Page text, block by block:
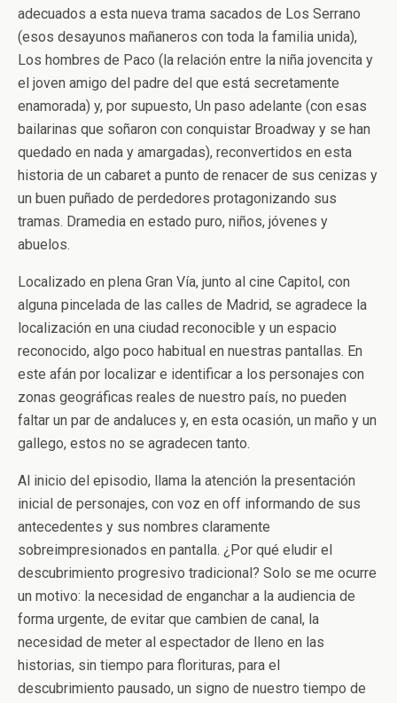
adecuados a esta nueva trama sacados de Los Serrano
(esos desayunos mañaneros con toda la familia unida),
Los hombres de Paco (la relación entre la niña jovencita y
el joven amigo del padre del que está secretamente
enamorada) y, por supuesto, Un paso adelante (con esas
bailarinas que soñaron con conquistar Broadway y se han
quedado en nada y amargadas), reconvertidos en esta
historia de un cabaret a punto de renacer de sus cenizas y
un buen puñado de perdedores protagonizando sus
tramas. Dramedia en estado puro, niños, jóvenes y
abuelos.
Localizado en plena Gran Vía, junto al cine Capitol, con
alguna pincelada de las calles de Madrid, se agradece la
localización en una ciudad reconocible y un espacio
reconocido, algo poco habitual en nuestras pantallas. En
este afán por localizar e identificar a los personajes con
zonas geográficas reales de nuestro país, no pueden
faltar un par de andaluces y, en esta ocasión, un maño y un
gallego, estos no se agradecen tanto.
Al inicio del episodio, llama la atención la presentación
inicial de personajes, con voz en off informando de sus
antecedentes y sus nombres claramente
sobreimpresionados en pantalla. ¿Por qué eludir el
descubrimiento progresivo tradicional? Solo se me ocurre
un motivo: la necesidad de enganchar a la audiencia de
forma urgente, de evitar que cambien de canal, la
necesidad de meter al espectador de lleno en las
historias, sin tiempo para florituras, para el
descubrimiento pausado, un signo de nuestro tiempo de